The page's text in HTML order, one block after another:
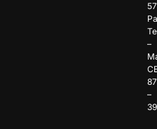
–
–